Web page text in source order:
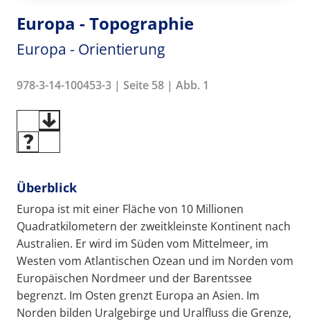
Europa - Topographie
Europa - Orientierung
978-3-14-100453-3 | Seite 58 | Abb. 1
Überblick
Europa ist mit einer Fläche von 10 Millionen
Quadratkilometern der zweitkleinste Kontinent nach
Australien. Er wird im Süden vom Mittelmeer, im
Westen vom Atlantischen Ozean und im Norden vom
Europäischen Nordmeer und der Barentssee
begrenzt. Im Osten grenzt Europa an Asien. Im
Norden bilden Uralgebirge und Uralfluss die Grenze,